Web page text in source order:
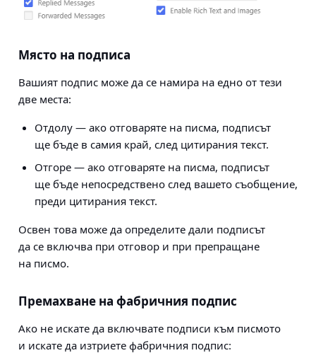
Място на подписа
Вашият подпис може да се намира на едно от тези
две места:
Отдолу — ако отговаряте на писма, подписът
ще бъде в самия край, след цитирания текст.
Отгоре — ако отговаряте на писма, подписът
ще бъде непосредствено след вашето съобщение,
преди цитирания текст.
Освен това може да определите дали подписът
да се включва при отговор и при препращане
на писмо.
Премахване на фабричния подпис
Ако не искате да включвате подписи към писмото
и искате да изтриете фабричния подпис: